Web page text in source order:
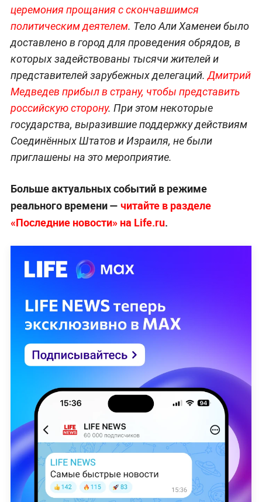
церемония прощания с скончавшимся
политическим деятелем. Тело Али Хаменеи было
доставлено в город для проведения обрядов, в
которых задействованы тысячи жителей и
представителей зарубежных делегаций.Дмитрий
Медведев прибыл в страну, чтобы представить
российскую сторону. При этом некоторые
государства, выразившие поддержку действиям
Соединённых Штатов и Израиля, не были
приглашены на это мероприятие.
Больше актуальных событий в режиме
реального времени — читайте в разделе
«Последние новости» на Life.ru.